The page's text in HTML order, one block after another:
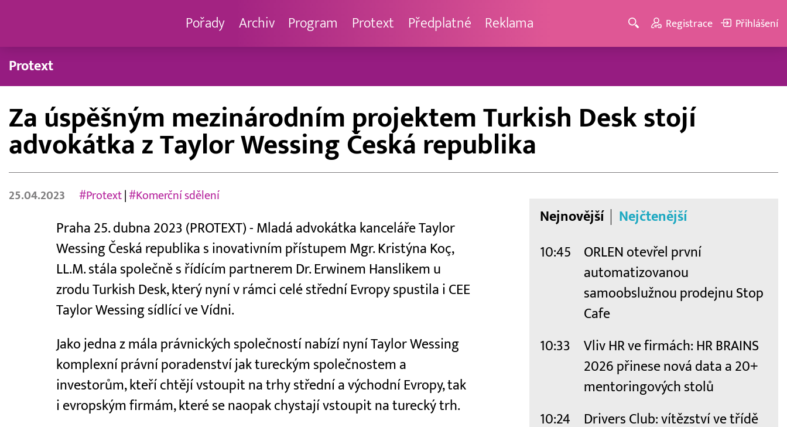
Pořady Archiv Program Protext Předplatné Reklama Registrace Přihlášení
Protext
Za úspěšným mezinárodním projektem Turkish Desk stojí
advokátka z Taylor Wessing Česká republika
25.04.2023 #Protext| #Komerční sdělení
Praha 25. dubna 2023 (PROTEXT) - Mladá advokátka kanceláře Taylor
Wessing Česká republika s inovativním přístupem Mgr. Kristýna Koç,
LL.M. stála společně s řídícím partnerem Dr. Erwinem Hanslikem u
zrodu Turkish Desk, který nyní v rámci celé střední Evropy spustila i CEE
Taylor Wessing sídlící ve Vídni.
Jako jedna z mála právnických společností nabízí nyní Taylor Wessing
komplexní právní poradenství jak tureckým společnostem a
investorům, kteří chtějí vstoupit na trhy střední a východní Evropy, tak
i evropským firmám, které se naopak chystají vstoupit na turecký trh.
Nejnovější Nejčtenější
10:45
ORLEN otevřel první
automatizovanou
samoobslužnou prodejnu Stop
Cafe
10:33
Vliv HR ve firmách: HR BRAINS
2026 přinese nová data a 20+
mentoringových stolů
10:24
Drivers Club: vítězství ve třídě